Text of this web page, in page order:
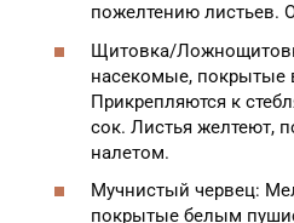
пожелтению листьев.
Щитовка/
насекомые,
Прикрепляются к
сок. Листья желтеют,
налетом.
Мучнистый червец:
покрытые белым